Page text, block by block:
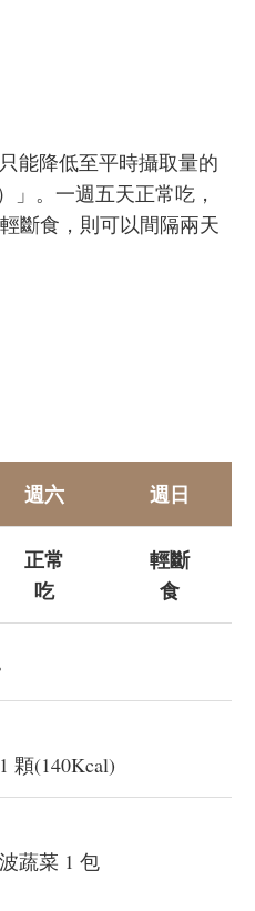
能降低至平時攝取量的
」。一週五天正常吃，
斷食，則可以間隔兩天
週六 週日
正常
吃
輕斷
食
顆(140Kcal)
蔬菜 1 包